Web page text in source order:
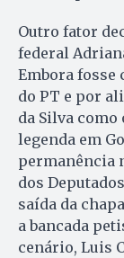
Outro fator
federal
Embora fosse
do PT e por
da Silva
legenda em
permanência
dos
saída da
a bancada
cenário, Luis